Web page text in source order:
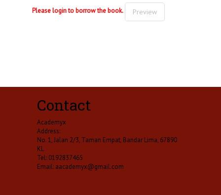
Please login to borrow the book. Preview
Contact
Academyx
Address:
No. 1, Jalan 2/3, Taman Empat, Bandar Lima, 67890
KL
Tel: 0192837465
Email: aacademyx@gmail.com